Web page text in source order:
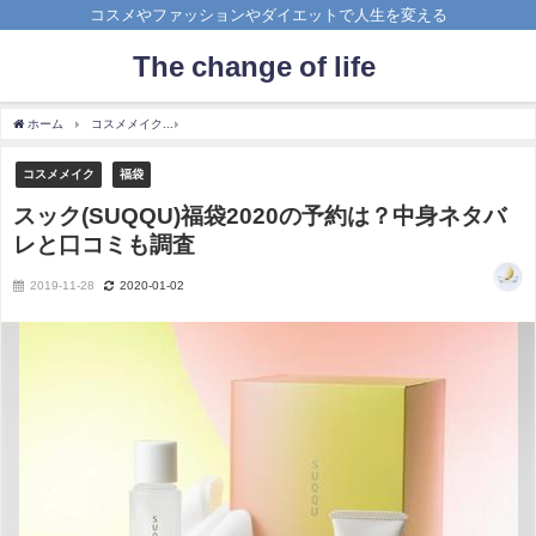
コスメやファッションやダイエットで人生を変える
The change of life
ホーム コスメメイク
コスメメイク 福袋
スック(SUQQU)福袋2020の予約は？中身ネタバ
レと口コミも調査
2019-11-28 2020-01-02